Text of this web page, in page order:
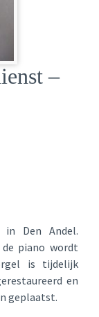
–
Den Andel.
piano wordt
is tijdelijk
en
geplaatst.